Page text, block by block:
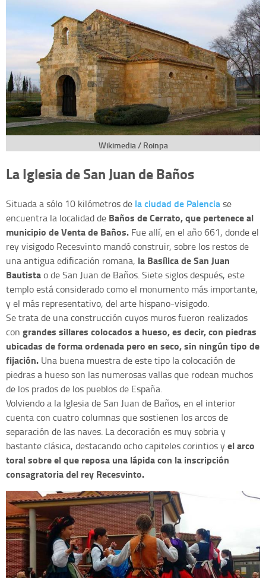
Wikimedia / Roinpa
La Iglesia de San Juan de Baños
Situada a sólo 10 kilómetros de la ciudad de Palenciase
encuentra la localidad de Baños de Cerrato, que pertenece al
municipio de Venta de Baños. Fue allí, en el año 661, donde el
rey visigodo Recesvinto mandó construir, sobre los restos de
una antigua edificación romana, la Basílica de San Juan
Bautistao de San Juan de Baños. Siete siglos después, este
templo está considerado como el monumento más importante,
y el más representativo, del arte hispano-visigodo.
Se trata de una construcción cuyos muros fueron realizados
con grandes sillares colocados a hueso, es decir, con piedras
ubicadas de forma ordenada pero en seco, sin ningún tipo de
fijación. Una buena muestra de este tipo la colocación de
piedras a hueso son las numerosas vallas que rodean muchos
de los prados de los pueblos de España.
Volviendo a la Iglesia de San Juan de Baños, en el interior
cuenta con cuatro columnas que sostienen los arcos de
separación de las naves. La decoración es muy sobria y
bastante clásica, destacando ocho capiteles corintios yel arco
toral sobre el que reposa una lápida con la inscripción
consagratoria del rey Recesvinto.